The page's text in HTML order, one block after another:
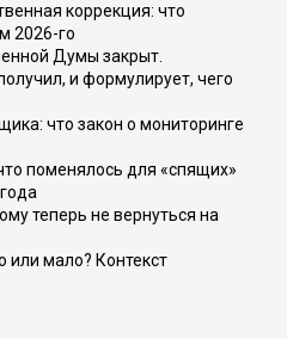
коррекция: что
2026-го
Думы закрыт.
и формулирует, чего
что закон о мониторинге
поменялось для «спящих»
теперь не вернуться на
или мало? Контекст